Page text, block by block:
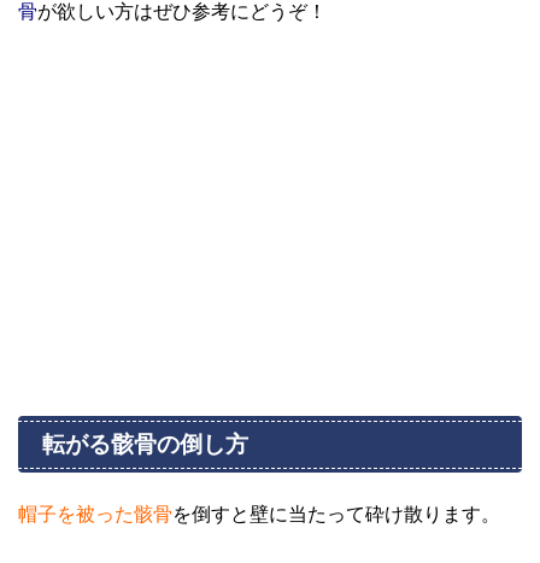
骨が欲しい方はぜひ参考にどうぞ！
転がる骸骨の倒し方
帽子を被った骸骨を倒すと壁に当たって砕け散ります。